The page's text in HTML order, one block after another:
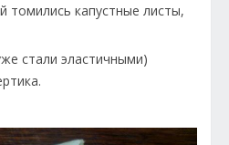
томились капустные листы,
стали эластичными)